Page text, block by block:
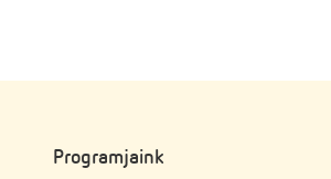
Programjaink